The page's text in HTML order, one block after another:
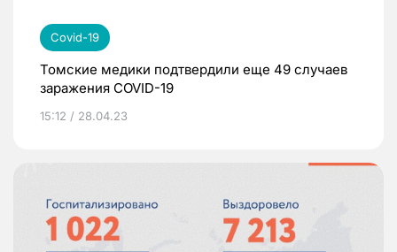
Covid-19
Томские медики подтвердили еще 49 случаев
заражения COVID-19
15:12 / 28.04.23